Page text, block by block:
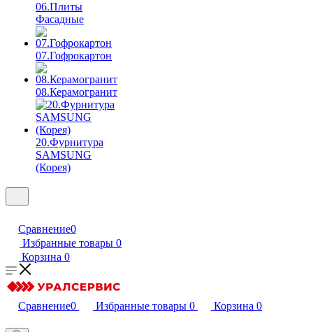
06.Плиты
Фасадные
07.Гофрокартон
08.Керамогранит
20.Фурнитура
SAMSUNG
(Корея)
Сравнение0
Избранные товары 0
Корзина 0
Сравнение0 Избранные товары 0 Корзина 0